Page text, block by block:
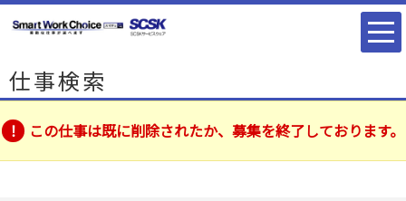
仕事検索
この仕事は既に削除されたか、募集を終了しております。